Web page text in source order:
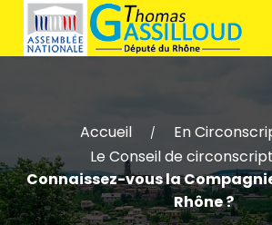
Accueil / En
Le Conseil de
Connaissez-vous la
Rhône ?